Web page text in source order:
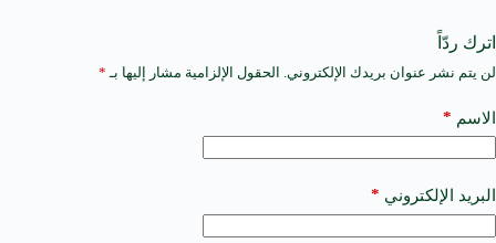
اترك ردّاً
لن يتم نشر عنوان بريدك الإلكتروني. الحقول الإلزامية مشار إليها بـ *
الاسم *
البريد الإلكتروني *
A
t
e
a
t
i